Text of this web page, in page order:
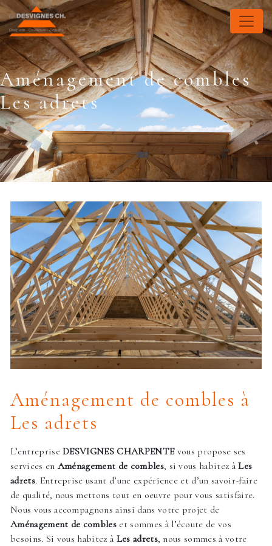
Panneau de gestion des cookies
Aménagement de combles
Les adrets
Aménagement de combles à
Les adrets
L’entrepriseDESVIGNES CHARPENTEvous propose ses
services en Aménagement de combles, si vous habitez àLes
adrets. Entreprise usant d’une expérience et d’un savoir-faire
de qualité, nous mettons tout en oeuvre pour vous satisfaire.
Nous vous accompagnons ainsi dans votre projet de
Aménagement de combles et sommes à l’écoute de vos
besoins. Si vous habitez à Les adrets, nous sommes à votre